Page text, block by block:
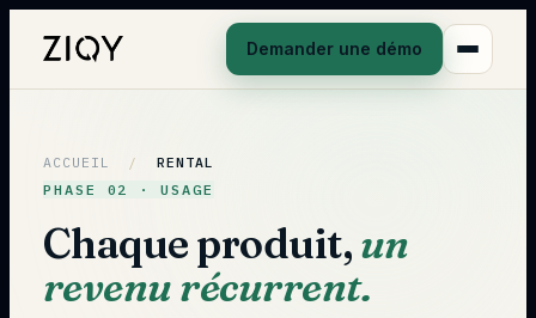
Demander une démo
ACCUEIL /
RENTAL
PHASE 02 · USAGE
Chaque produit,un
revenu récurrent.